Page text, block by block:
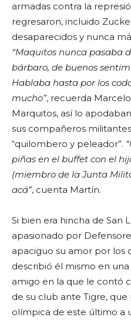
armadas contra la
regresaron, incluido
desaparecidos y nunca
“Maquitos nunca pasaba
bárbaro, de buenos
Hablaba hasta por los
mucho”, recuerda
Marquitos, así lo
sus compañeros
“quilombero y peleador”.
piñas en el buffet con el
(miembro de la Junta
acá”, cuenta Martín.
Si bien era hincha de San
apasionado por
apaciguo su amor por los
describió él mismo en
amigo en la que le contó
de su club ante Tigre,
olímpica de este último a